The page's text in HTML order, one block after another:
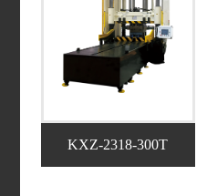
KXZ-2318-300T